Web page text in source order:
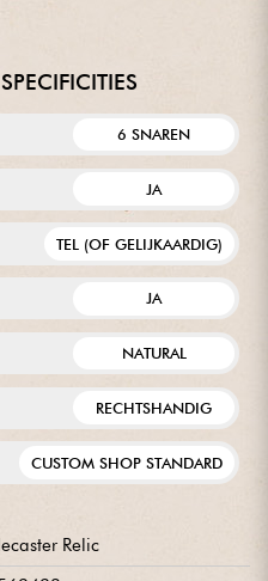
6 SNAREN
JA
TEL (OF GELIJKAARDIG)
JA
NATURAL
RECHTSHANDIG
CUSTOM SHOP STANDARD
Relic